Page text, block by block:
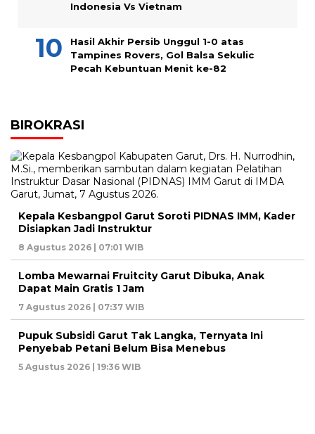
Indonesia Vs Vietnam
Hasil Akhir Persib Unggul 1-0 atas
Tampines Rovers, Gol Balsa Sekulic
Pecah Kebuntuan Menit ke-82
BIROKRASI
Kepala Kesbangpol Garut Soroti PIDNAS IMM, Kader
Disiapkan Jadi Instruktur
8 Agustus 2026 | 07:01 WIB
Lomba Mewarnai Fruitcity Garut Dibuka, Anak
Dapat Main Gratis 1 Jam
7 Agustus 2026 | 07:37 WIB
Pupuk Subsidi Garut Tak Langka, Ternyata Ini
Penyebab Petani Belum Bisa Menebus
5 Agustus 2026 | 19:36 WIB